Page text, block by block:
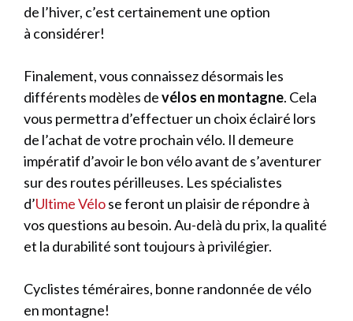
de l’hiver, c’est certainement une option
à considérer!
Finalement, vous connaissez désormais les
différents modèles devélos en montagne. Cela
vous permettra d’effectuer un choix éclairé lors
de l’achat de votre prochain vélo. Il demeure
impératif d’avoir le bon vélo avant de s’aventurer
sur des routes périlleuses. Les spécialistes
d’Ultime Vélose feront un plaisir de répondre à
vos questions au besoin. Au-delà du prix, la qualité
et la durabilité sont toujours à privilégier.
Cyclistes téméraires, bonne randonnée de vélo
en montagne!